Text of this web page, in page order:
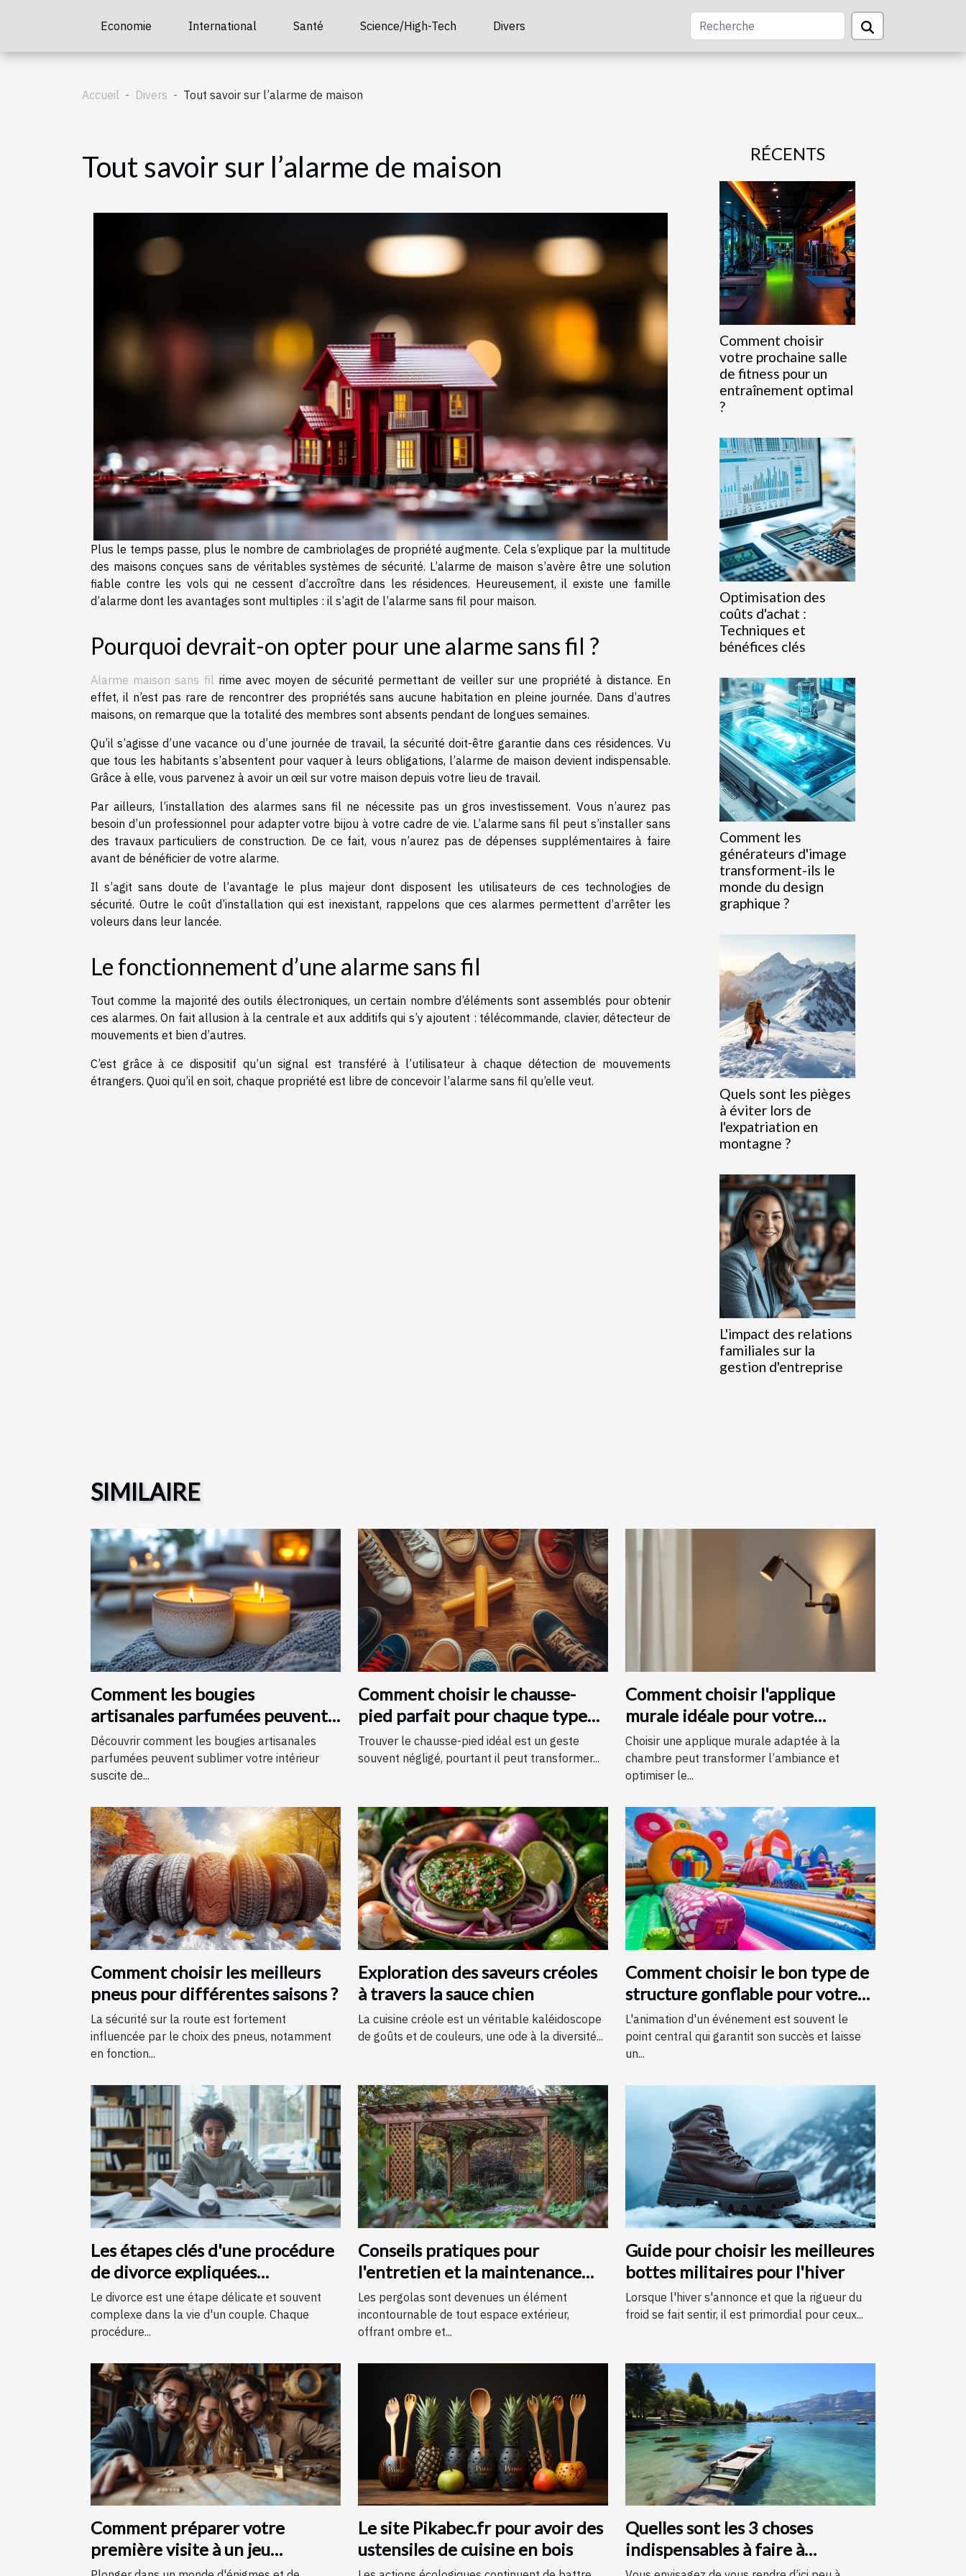
Economie International Santé Science/High-Tech Divers
Accueil Divers Tout savoir sur l’alarme de maison
Tout savoir sur l’alarme de maison
Plus le temps passe, plus le nombre de cambriolages de propriété augmente. Cela s’explique par la multitude
des maisons conçues sans de véritables systèmes de sécurité. L’alarme de maison s’avère être une solution
fiable contre les vols qui ne cessent d’accroître dans les résidences. Heureusement, il existe une famille
d’alarme dont les avantages sont multiples : il s’agit de l’alarme sans fil pour maison.
Pourquoi devrait-on opter pour une alarme sans fil ?
Alarme maison sans fil rime avec moyen de sécurité permettant de veiller sur une propriété à distance. En
effet, il n’est pas rare de rencontrer des propriétés sans aucune habitation en pleine journée. Dans d’autres
maisons, on remarque que la totalité des membres sont absents pendant de longues semaines.
Qu’il s’agisse d’une vacance ou d’une journée de travail, la sécurité doit-être garantie dans ces résidences. Vu
que tous les habitants s’absentent pour vaquer à leurs obligations, l’alarme de maison devient indispensable.
Grâce à elle, vous parvenez à avoir un œil sur votre maison depuis votre lieu de travail.
Par ailleurs, l’installation des alarmes sans fil ne nécessite pas un gros investissement. Vous n’aurez pas
besoin d’un professionnel pour adapter votre bijou à votre cadre de vie. L’alarme sans fil peut s’installer sans
des travaux particuliers de construction. De ce fait, vous n’aurez pas de dépenses supplémentaires à faire
avant de bénéficier de votre alarme.
Il s’agit sans doute de l’avantage le plus majeur dont disposent les utilisateurs de ces technologies de
sécurité. Outre le coût d’installation qui est inexistant, rappelons que ces alarmes permettent d’arrêter les
voleurs dans leur lancée.
Le fonctionnement d’une alarme sans fil
Tout comme la majorité des outils électroniques, un certain nombre d’éléments sont assemblés pour obtenir
ces alarmes. On fait allusion à la centrale et aux additifs qui s’y ajoutent : télécommande, clavier, détecteur de
mouvements et bien d’autres.
C’est grâce à ce dispositif qu’un signal est transféré à l’utilisateur à chaque détection de mouvements
étrangers. Quoi qu’il en soit, chaque propriété est libre de concevoir l’alarme sans fil qu’elle veut.
RÉCENTS
Comment choisir
votre prochaine salle
de fitness pour un
entraînement optimal
?
Optimisation des
coûts d'achat :
Techniques et
bénéfices clés
Comment les
générateurs d'image
transforment-ils le
monde du design
graphique ?
Quels sont les pièges
à éviter lors de
l'expatriation en
montagne ?
L'impact des relations
familiales sur la
gestion d'entreprise
SIMILAIRE
Comment les bougies
artisanales parfumées peuvent
améliorer votre intérieur
Découvrir comment les bougies artisanales
parfumées peuvent sublimer votre intérieur
suscite de...
Comment choisir le chausse-
pied parfait pour chaque type
de chaussure
Trouver le chausse-pied idéal est un geste
souvent négligé, pourtant il peut transformer...
Comment choisir l'applique
murale idéale pour votre
chambre
Choisir une applique murale adaptée à la
chambre peut transformer l’ambiance et
optimiser le...
Comment choisir les meilleurs
pneus pour différentes saisons ?
La sécurité sur la route est fortement
influencée par le choix des pneus, notamment
en fonction...
Exploration des saveurs créoles
à travers la sauce chien
La cuisine créole est un véritable kaléidoscope
de goûts et de couleurs, une ode à la diversité...
Comment choisir le bon type de
structure gonflable pour votre
événement
L'animation d'un événement est souvent le
point central qui garantit son succès et laisse
un...
Les étapes clés d'une procédure
de divorce expliquées
simplement
Le divorce est une étape délicate et souvent
complexe dans la vie d'un couple. Chaque
procédure...
Conseils pratiques pour
l'entretien et la maintenance
des pergolas
Les pergolas sont devenues un élément
incontournable de tout espace extérieur,
offrant ombre et...
Guide pour choisir les meilleures
bottes militaires pour l'hiver
Lorsque l'hiver s'annonce et que la rigueur du
froid se fait sentir, il est primordial pour ceux...
Comment préparer votre
première visite à un jeu
d'évasion : conseils et astuces
Le site Pikabec.fr pour avoir des
ustensiles de cuisine en bois
Quelles sont les 3 choses
indispensables à faire à
Annecy ?